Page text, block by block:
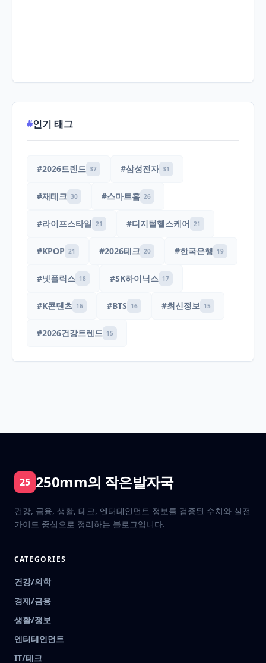
#인기 태그
#2026트렌드 37 #삼성전자 31
#재테크 30 #스마트홈 26
#라이프스타일 21 #디지털헬스케어 21
#KPOP 21 #2026테크 20 #한국은행 19
#넷플릭스 18 #SK하이닉스 17
#K콘텐츠 16 #BTS 16 #최신정보 15
#2026건강트렌드 15
25 250mm의 작은발자국
건강, 금융, 생활, 테크, 엔터테인먼트 정보를 검증된 수치와 실전
가이드 중심으로 정리하는 블로그입니다.
CATEGORIES
건강/의학
경제/금융
생활/정보
엔터테인먼트
IT/테크